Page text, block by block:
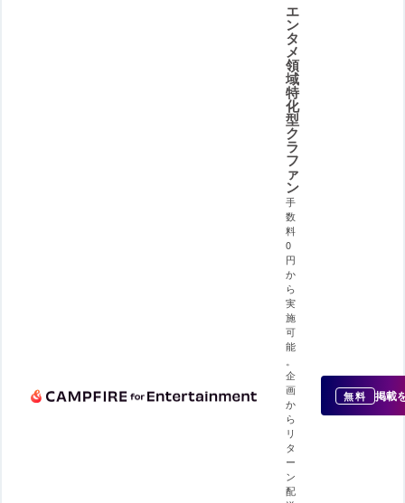
エ
ン
タ
メ
領
域
特
化
型
ク
ラ
フ
ァ
ン
手
数
料
0
円
か
ら
実
施
可
能
。
企
画
か
ら
リ
タ
ー
ン
配
無料 掲載